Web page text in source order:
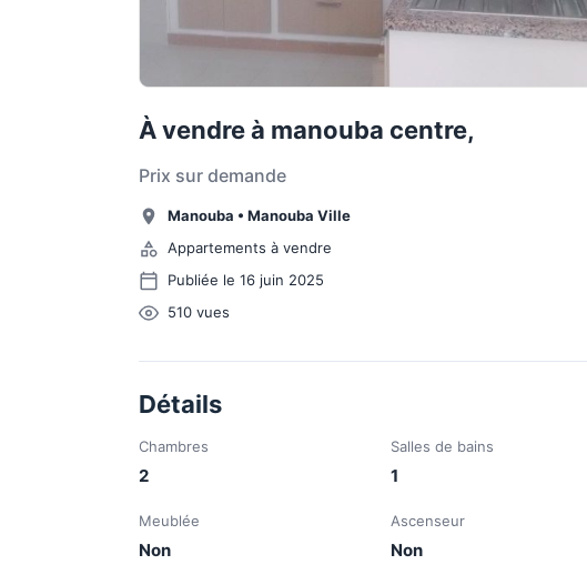
À vendre à manouba centre,
Prix sur demande
Manouba • Manouba Ville
Appartements à vendre
Publiée le 16 juin 2025
510vues
Détails
Chambres
2
Salles de bains
1
Meublée
Non
Ascenseur
Non